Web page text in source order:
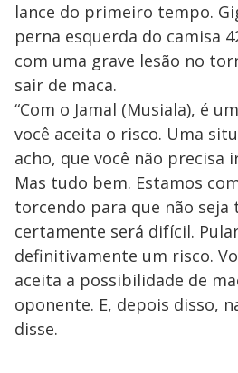
lance do primeiro tempo.
perna esquerda do camisa
com uma grave lesão no
sair de maca.
“Com o Jamal (Musiala), é
você aceita o risco. Uma
acho, que você não precisa
Mas tudo bem. Estamos
torcendo para que não seja
certamente será difícil.
definitivamente um risco.
aceita a possibilidade de
oponente. E, depois disso,
disse.